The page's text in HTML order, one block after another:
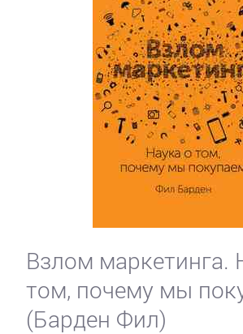
Взлом маркетинга.
том, почему мы
(Барден Фил)